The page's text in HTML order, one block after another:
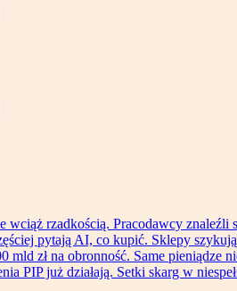
wciąż rzadkością. Pracodawcy znaleźli
pytają AI, co kupić. Sklepy
mld zł na obronność. Same pieniądze
PIP już działają. Setki skarg w